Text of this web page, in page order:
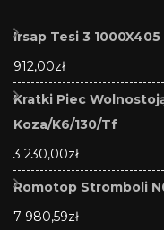
Irsap Tesi 3 1000X405
912,00zł
Kratki Piec
Koza/K6/130/Tf
3 230,00zł
Romotop Stromboli
7 980,59zł